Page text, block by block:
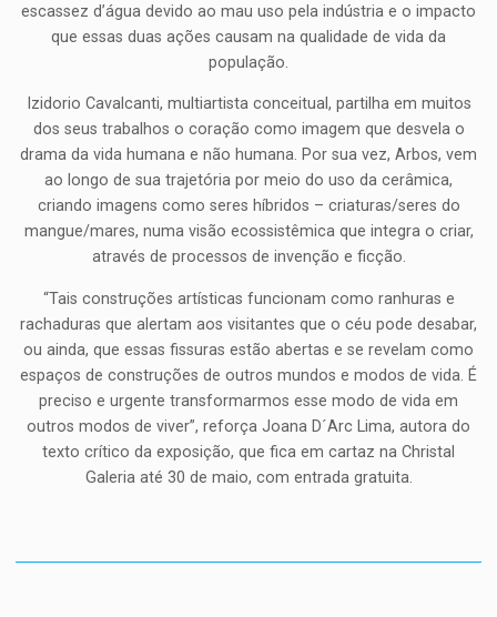
escassez d’água devido ao mau uso pela indústria e o impacto
que essas duas ações causam na qualidade de vida da
população.
Izidorio Cavalcanti, multiartista conceitual, partilha em muitos
dos seus trabalhos o coração como imagem que desvela o
drama da vida humana e não humana. Por sua vez, Arbos, vem
ao longo de sua trajetória por meio do uso da cerâmica,
criando imagens como seres híbridos – criaturas/seres do
mangue/mares, numa visão ecossistêmica que integra o criar,
através de processos de invenção e ficção.
“Tais construções artísticas funcionam como ranhuras e
rachaduras que alertam aos visitantes que o céu pode desabar,
ou ainda, que essas fissuras estão abertas e se revelam como
espaços de construções de outros mundos e modos de vida. É
preciso e urgente transformarmos esse modo de vida em
outros modos de viver”, reforça Joana D´Arc Lima, autora do
texto crítico da exposição, que fica em cartaz na Christal
Galeria até 30 de maio, com entrada gratuita.